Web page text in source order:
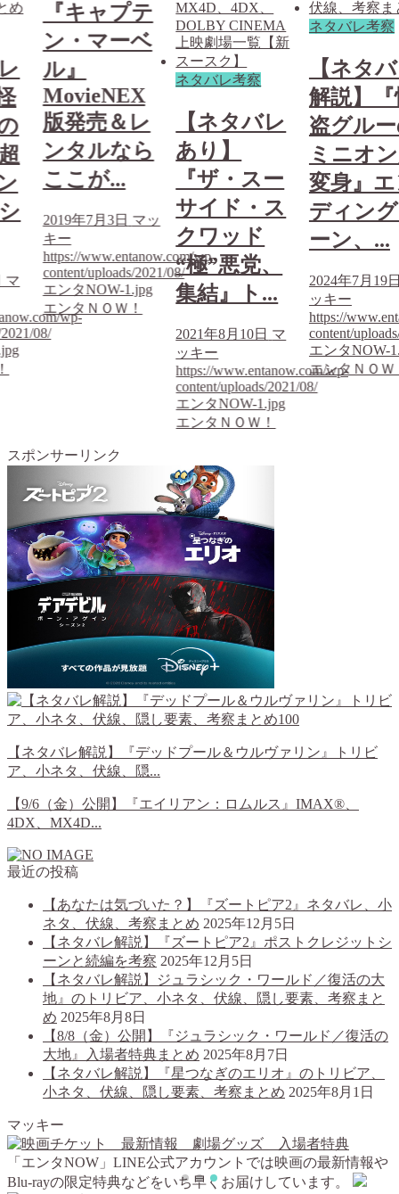
マ
wp-
08/
『キャプテ
ン・マーベ
ル』
MovieNEX
版発売＆レ
ンタルなら
ここが...
2019年7月3日 マッ
キー
https://www.entanow.com/wp-
content/uploads/2021/08/
エンタNOW-1.jpg
エンタＮＯＷ！
ネタバレ考察
【ネタバレ
あり】
『ザ・スー
サイド・ス
クワッド
“極”悪党、
集結』ト...
2021年8月10日 マ
ッキー
https://www.entanow.com/wp-
content/uploads/2021/08/
エンタNOW-1.jpg
エンタＮＯＷ！
ネタバレ考察
【ネタ
解説】
盗グル
ミニオ
変身』
ディン
ーン、...
2024年7月19
ッキー
https://
content/
エンタNOW-
エンタＮＯＷ
スポンサーリンク
【ネタバレ解説】『デッドプール＆ウルヴァリン』トリビ
ア、小ネタ、伏線、隠...
【9/6（金）公開】『エイリアン：ロムルス』IMAX®、
4DX、MX4D...
最近の投稿
【あなたは気づいた？】『ズートピア2』ネタバレ、小
ネタ、伏線、考察まとめ 2025年12月5日
【ネタバレ解説】『ズートピア2』ポストクレジットシ
ーンと続編を考察 2025年12月5日
【ネタバレ解説】ジュラシック・ワールド／復活の大
地』のトリビア、小ネタ、伏線、隠し要素、考察まと
め 2025年8月8日
【8/8（金）公開】『ジュラシック・ワールド／復活の
大地』入場者特典まとめ 2025年8月7日
【ネタバレ解説】『星つなぎのエリオ』のトリビア、
小ネタ、伏線、隠し要素、考察まとめ 2025年8月1日
マッキー
「エンタNOW」LINE公式アカウントでは映画の最新情報や
Blu-rayの限定特典などをいち早くお届けしています。